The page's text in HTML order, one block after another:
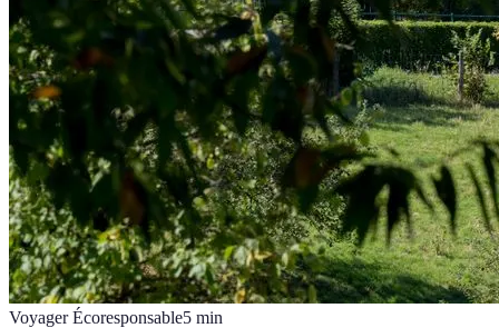
Voyager Écoresponsable5 min